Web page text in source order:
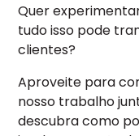
Quer
tudo isso pode
clientes?
Aproveite para
nosso trabalho
descubra como